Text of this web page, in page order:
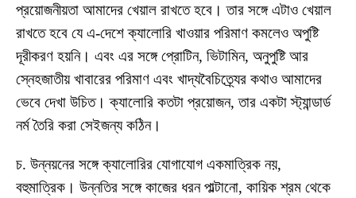
প্রয়োজনীয়তা আমাদের খেয়াল রাখতে হবে। তার সঙ্গে এটাও খেয়াল
রাখতে হবে যে এ-দেশে ক্যালোরি খাওয়ার পরিমাণ কমলেও অপুষ্টি
দূরীকরণ হয়নি। এবং এর সঙ্গে প্রোটিন, ভিটামিন, অনুপুষ্টি আর
স্নেহজাতীয় খাবারের পরিমাণ এবং খাদ্যবৈচিত্র্যের কথাও আমাদের
ভেবে দেখা উচিত। ক্যালোরি কতটা প্রয়োজন, তার একটা স্ট্যান্ডার্ড
নর্ম তৈরি করা সেইজন্য কঠিন।
চ. উন্নয়নের সঙ্গে ক্যালোরির যোগাযোগ একমাত্রিক নয়,
বহুমাত্রিক। উন্নতির সঙ্গে কাজের ধরন পাল্টানো, কায়িক শ্রম থেকে